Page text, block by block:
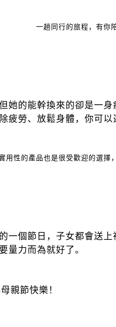
一趟同行的旅程，有你
她的能幹換來的卻是一
疲勞、放鬆身體，你可
用性的產品也是很受歡迎的選擇
一個節日，子女都會送
量力而為就好了。
親節快樂！